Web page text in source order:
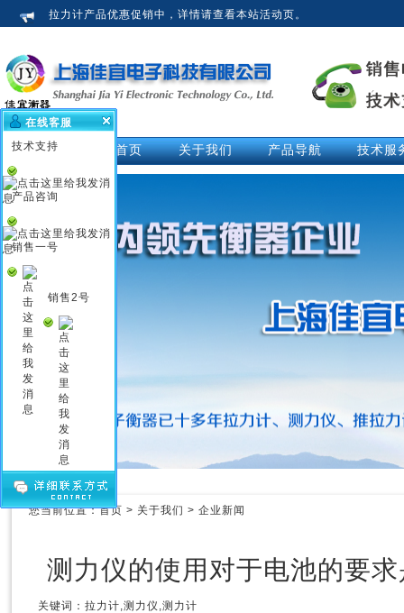
拉力计产品优惠促销中，详情请查看本站活动页。
网站首页 关于我们
公司介绍
行业知识
企业文化
产品导航
拉力计
推拉力计
数显拉力计
电子测力计
电子测力仪
无线测力计
无线拉力计
压力测力计
技术服
技术文
您当前位置：首页 > 关于我们 > 企业新闻
测力仪的使用对于电池的要
关键词：拉力计,测力仪,测力计
在线客服
技术支持
产品咨询
销售一号
销售2号